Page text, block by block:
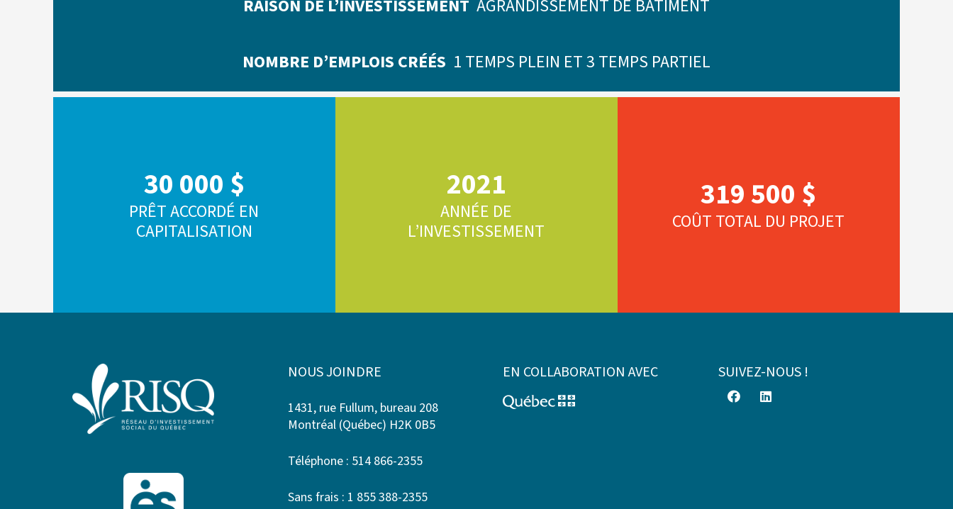
RAISON DE L’INVESTISSEMENT AGRANDISSEMENT DE BÂTIMENT
NOMBRE D’EMPLOIS CRÉÉS 1 TEMPS PLEIN ET 3 TEMPS PARTIEL
30 000 $
PRÊT ACCORDÉ EN
CAPITALISATION
2021
ANNÉE DE
L’INVESTISSEMENT
319 500 $
COÛT TOTAL DU PROJET
NOUS JOINDRE
1431, rue Fullum, bureau 208
Montréal (Québec) H2K 0B5
Téléphone : 514 866-2355
Sans frais : 1 855 388-2355
EN COLLABORATION AVEC SUIVEZ-NOUS !